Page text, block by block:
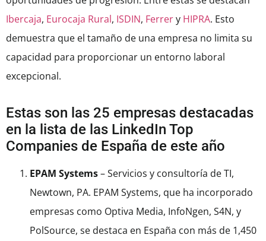
Ibercaja, Eurocaja Rural, ISDIN, Ferrery HIPRA. Esto
demuestra que el tamaño de una empresa no limita su
capacidad para proporcionar un entorno laboral
excepcional.
Estas son las 25 empresas destacadas
en la lista de las LinkedIn Top
Companies de España de este año
EPAM Systems– Servicios y consultoría de TI,
Newtown, PA. EPAM Systems, que ha incorporado
empresas como Optiva Media, InfoNgen, S4N, y
PolSource, se destaca en España con más de 1,450